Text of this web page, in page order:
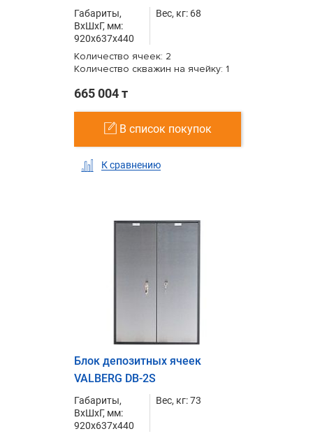
Габариты,
ВxШxГ, мм:
920x637x440
Вес, кг: 68
Количество ячеек: 2
Количество скважин на ячейку: 1
665 004 т
В список покупок
К сравнению
Блок депозитных ячеек
VALBERG DB-2S
Габариты,
ВxШxГ, мм:
920x637x440
Вес, кг: 73